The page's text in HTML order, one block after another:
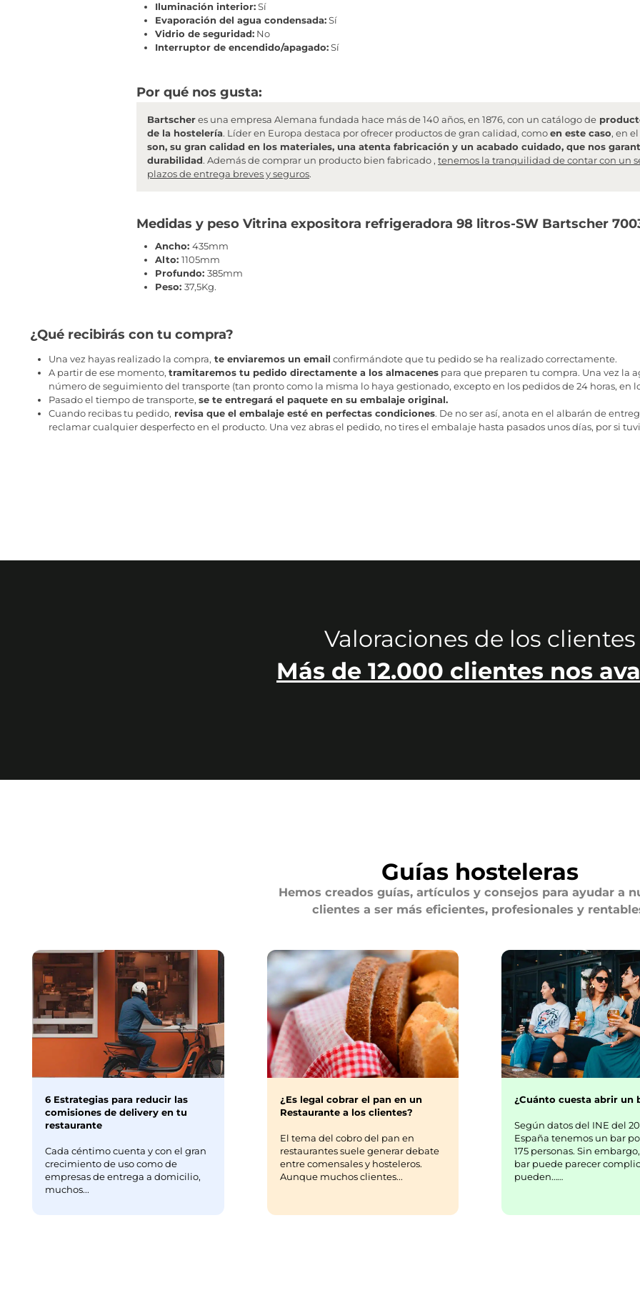
Iluminación interior:Sí
Evaporación del agua condensada:Sí
Vidrio de seguridad: No
Interruptor de encendido/apagado:Sí
Por qué nos gusta:
Bartscheres una empresa Alemana fundada hace más de 140 años, en 1876, con un catálogo de
de la hostelería. Líder en Europa destaca por ofrecer productos de gran calidad, comoen este caso, en
son, su gran calidad en los materiales, una atenta fabricación y un acabado cuidado, que nos
durabilidad. Además de comprar un producto bien fabricado , tenemos la tranquilidad de contar con un
plazos de entrega breves y seguros.
Medidas y peso Vitrina expositora refrigeradora 98 litros-SW Bartscher
Ancho: 435mm
Alto: 1105mm
Profundo: 385mm
Peso: 37,5Kg.
¿Qué recibirás con tu compra?
Una vez hayas realizado la compra, te enviaremos un email confirmándote que tu pedido se ha realizado correctamente.
A partir de ese momento, tramitaremos tu pedido directamente a los almacenespara que preparen tu compra. Una vez la
número de seguimiento del transporte (tan pronto como la misma lo haya gestionado, excepto en los pedidos de 24 horas, en
Pasado el tiempo de transporte, se te entregará el paquete en su embalaje original.
Cuando recibas tu pedido, revisa que el embalaje esté en perfectas condiciones. De no ser así, anota en el albarán de
reclamar cualquier desperfecto en el producto. Una vez abras el pedido, no tires el embalaje hasta pasados unos días, por si
Valoraciones de los clientes
Más de 12.000 clientes nos
Guías hosteleras
Hemos creados guías, artículos y consejos para ayudar a
clientes a ser más eficientes, profesionales y
6 Estrategias para reducir las
comisiones de delivery en tu
restaurante
Cada céntimo cuenta y con el gran
crecimiento de uso como de
empresas de entrega a domicilio,
muchos...
¿Es legal cobrar el pan en un
Restaurante a los clientes?
El tema del cobro del pan en
restaurantes suele generar debate
entre comensales y hosteleros.
Aunque muchos clientes...
¿Cuánto cuesta abrir un
Según datos del INE del
España tenemos un bar
175 personas. Sin
bar puede parecer
pueden……